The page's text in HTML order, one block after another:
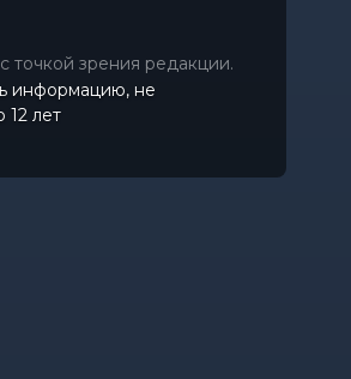
точкой зрения редакции.
информацию, не
12 лет